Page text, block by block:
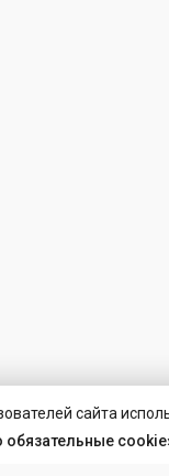
сайта
обязательные